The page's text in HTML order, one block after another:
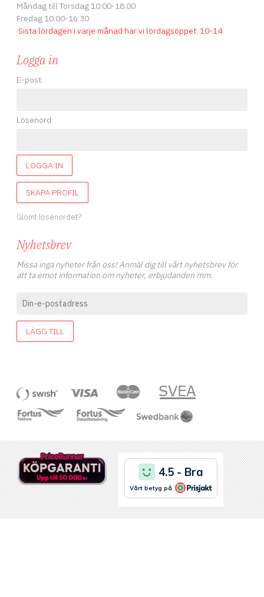
Måndag till Torsdag 10:00-18:00
Fredag 10:00-16:30
Sista lördagen i varje månad har vi lördagsöppet. 10-14
Logga in
E-post:
Lösenord:
LOGGA IN
SKAPA PROFIL
Glömt lösenordet?
Nyhetsbrev
Missa inga nyheter från oss! Anmäl dig till vårt nyhetsbrev för
att ta emot information om nyheter, erbjudanden mm.
LÄGG TILL